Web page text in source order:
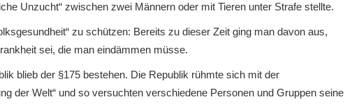
Unzucht“ zwischen zwei Männern oder mit Tieren unter Strafe stellte.
zu schützen: Bereits zu dieser Zeit ging man davon aus,
sei, die man eindämmen müsse.
blieb der §175 bestehen. Die Republik rühmte sich mit der
der Welt“ und so versuchten verschiedene Personen und Gruppen seine